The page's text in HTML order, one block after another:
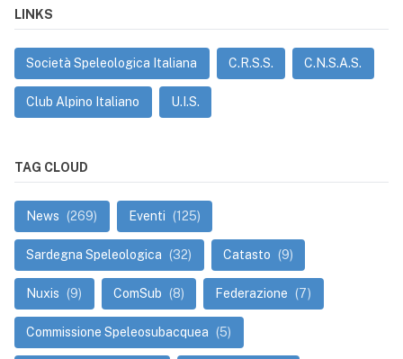
LINKS
Società Speleologica Italiana C.R.S.S. C.N.S.A.S.
Club Alpino Italiano U.I.S.
TAG CLOUD
News (269) Eventi (125)
Sardegna Speleologica (32) Catasto (9)
Nuxis (9) ComSub (8) Federazione (7)
Commissione Speleosubacquea (5)